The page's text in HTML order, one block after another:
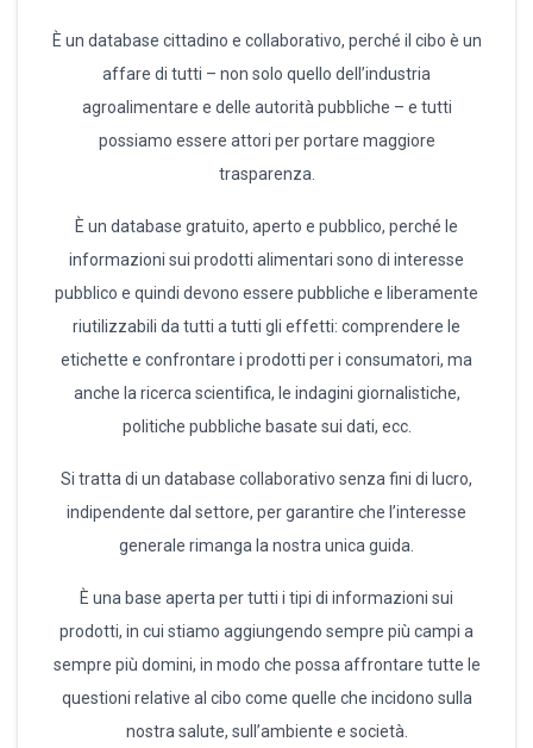
È un database cittadino e collaborativo, perché il cibo è un
affare di tutti – non solo quello dell’industria
agroalimentare e delle autorità pubbliche – e tutti
possiamo essere attori per portare maggiore
trasparenza.
È un database gratuito, aperto e pubblico, perché le
informazioni sui prodotti alimentari sono di interesse
pubblico e quindi devono essere pubbliche e liberamente
riutilizzabili da tutti a tutti gli effetti: comprendere le
etichette e confrontare i prodotti per i consumatori, ma
anche la ricerca scientifica, le indagini giornalistiche,
politiche pubbliche basate sui dati, ecc.
Si tratta di un database collaborativo senza fini di lucro,
indipendente dal settore, per garantire che l’interesse
generale rimanga la nostra unica guida.
È una base aperta per tutti i tipi di informazioni sui
prodotti, in cui stiamo aggiungendo sempre più campi a
sempre più domini, in modo che possa affrontare tutte le
questioni relative al cibo come quelle che incidono sulla
nostra salute, sull’ambiente e società.